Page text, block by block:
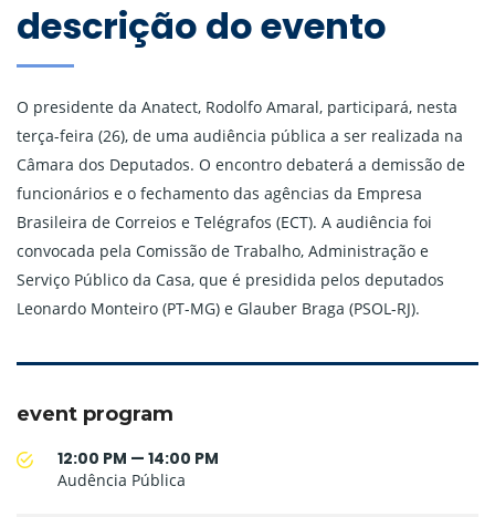
descrição do evento
O presidente da Anatect, Rodolfo Amaral, participará, nesta
terça-feira (26), de uma audiência pública a ser realizada na
Câmara dos Deputados. O encontro debaterá a demissão de
funcionários e o fechamento das agências da Empresa
Brasileira de Correios e Telégrafos (ECT). A audiência foi
convocada pela Comissão de Trabalho, Administração e
Serviço Público da Casa, que é presidida pelos deputados
Leonardo Monteiro (PT-MG) e Glauber Braga (PSOL-RJ).
event program
12:00 PM — 14:00 PM
Audência Pública